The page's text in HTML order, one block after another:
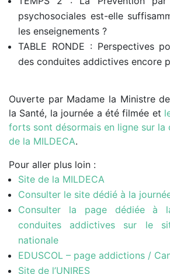
psychosociales est-elle
les enseignements ?
TABLE RONDE : Perspectives
des conduites addictives encore
Ouverte par Madame la Ministre
la Santé, la journée a été filmée et
forts sont désormais en ligne sur la
de la MILDECA.
Pour aller plus loin :
Site de la MILDECA
Consulter le site dédié à la
Consulter la page dédiée à
conduites addictives sur le
nationale
EDUSCOL – page addictions /
Site de l’UNIRES